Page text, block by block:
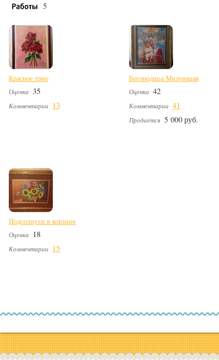
5
Красное трио
Оценка 35
Комментарии 13
Богородица Милующая
Оценка 42
Комментарии 41
Продается 5 000 руб.
Подсолнухи в корзине
Оценка 18
Комментарии 15